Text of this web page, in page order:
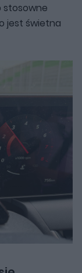
stosowne
jest świetna